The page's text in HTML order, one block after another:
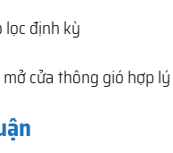
lọc định kỳ
cửa thông gió hợp lý